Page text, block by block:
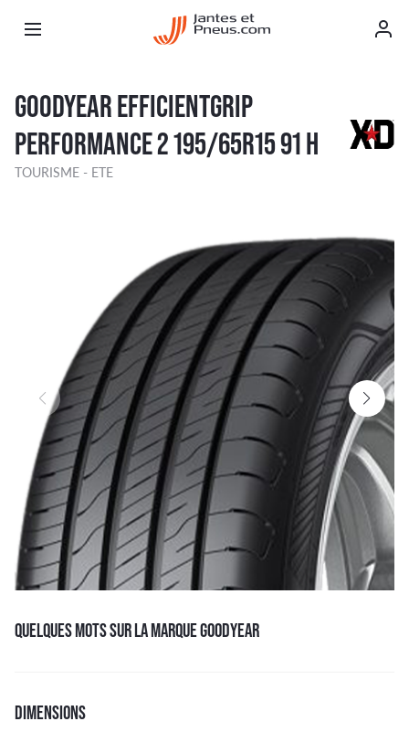
GOODYEAR EFFICIENTGRIP
PERFORMANCE 2 195/65R15 91 H
TOURISME - ETE
QUELQUES MOTS SUR LA MARQUE GOODYEAR
DIMENSIONS